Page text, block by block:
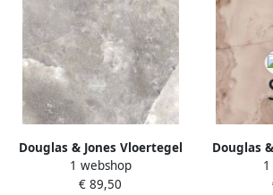
Douglas & Jones Vloertegel
Magnum 120x120 cm
Marmerlook Gerectificeerd 6
1 webshop
€ 89,50
Douglas